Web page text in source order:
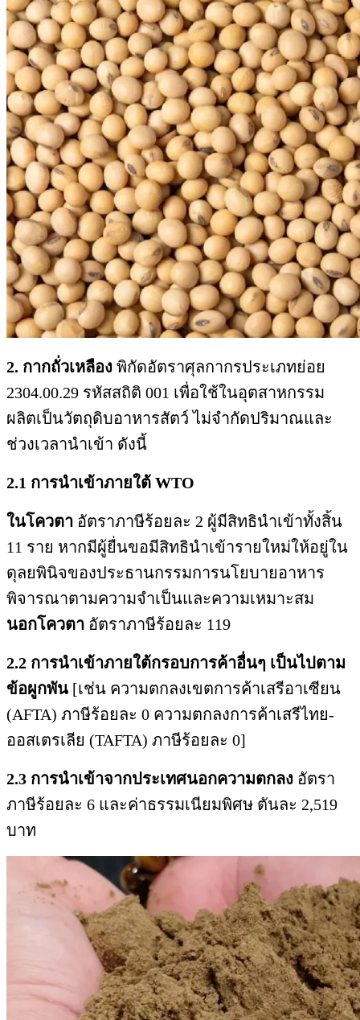
2. กากถั่วเหลือง พิกัดอัตราศุลกากรประเภทย่อย
2304.00.29 รหัสสถิติ 001 เพื่อใช้ในอุตสาหกรรม
ผลิตเป็นวัตถุดิบอาหารสัตว์ ไม่จำกัดปริมาณและ
ช่วงเวลานำเข้า ดังนี้
2.1 การนำเข้าภายใต้ WTO
ในโควตา อัตราภาษีร้อยละ 2 ผู้มีสิทธินำเข้าทั้งสิ้น
11 ราย หากมีผู้ยื่นขอมีสิทธินำเข้ารายใหม่ให้อยู่ใน
ดุลยพินิจของประธานกรรมการนโยบายอาหาร
พิจารณาตามความจำเป็นและความเหมาะสม
นอกโควตา อัตราภาษีร้อยละ 119
2.2 การนำเข้าภายใต้กรอบการค้าอื่นๆ เป็นไปตาม
ข้อผูกพัน [เช่น ความตกลงเขตการค้าเสรีอาเซียน
(AFTA) ภาษีร้อยละ 0 ความตกลงการค้าเสรีไทย-
ออสเตรเลีย (TAFTA) ภาษีร้อยละ 0]
2.3 การนำเข้าจากประเทศนอกความตกลง อัตรา
ภาษีร้อยละ 6 และค่าธรรมเนียมพิศษ ตันละ 2,519
บาท